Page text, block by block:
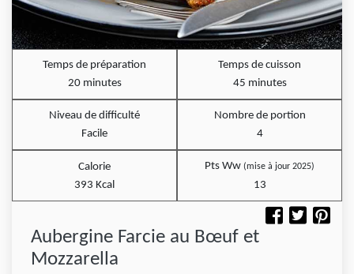
Temps de préparation
20 minutes
Temps de cuisson
45 minutes
Niveau de difficulté
Facile
Nombre de portion
4
Calorie
393 Kcal
Pts Ww (mise à jour 2025)
13
Aubergine Farcie au Bœuf et
Mozzarella